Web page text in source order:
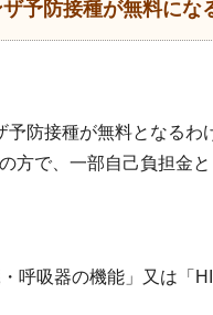
予防接種が無料にな
防接種が無料となるわ
方で、一部自己負担金
呼吸器の機能」又は「